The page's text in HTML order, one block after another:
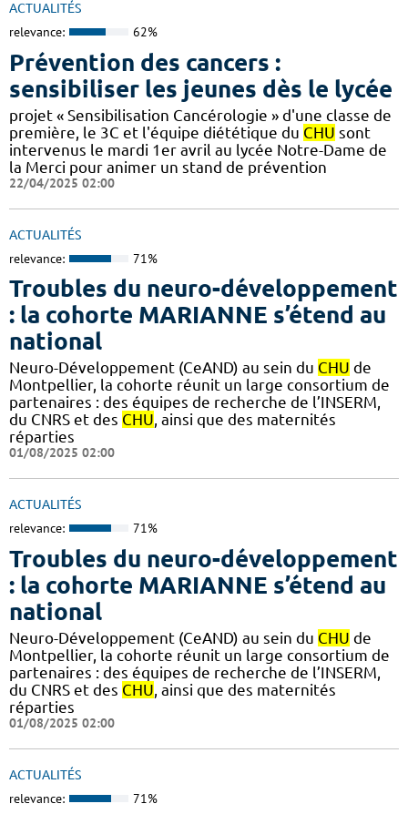
ACTUALITÉS
relevance: 62%
Prévention des cancers :
sensibiliser les jeunes dès le lycée
projet « Sensibilisation Cancérologie » d'une classe de
première, le 3C et l'équipe diététique du CHU sont
intervenus le mardi 1er avril au lycée Notre-Dame de
la Merci pour animer un stand de prévention
22/04/2025 02:00
ACTUALITÉS
relevance: 71%
Troubles du neuro-développement
: la cohorte MARIANNE s’étend au
national
Neuro-Développement (CeAND) au sein du CHU de
Montpellier, la cohorte réunit un large consortium de
partenaires : des équipes de recherche de l’INSERM,
du CNRS et des CHU, ainsi que des maternités
réparties
01/08/2025 02:00
ACTUALITÉS
relevance: 71%
Troubles du neuro-développement
: la cohorte MARIANNE s’étend au
national
Neuro-Développement (CeAND) au sein du CHU de
Montpellier, la cohorte réunit un large consortium de
partenaires : des équipes de recherche de l’INSERM,
du CNRS et des CHU , ainsi que des maternités
réparties
01/08/2025 02:00
ACTUALITÉS
relevance: 71%